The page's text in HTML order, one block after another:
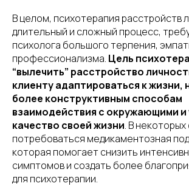
В целом, психотерапия расстройств
длительный и сложный процесс,
психолога большого терпения,
профессионализма. Цель
“вылечить” расстройство
клиенту адаптироваться к жизни,
более конструктивным способам
взаимодействия с окружающими и
качество своей жизни. В
потребоваться медикаментозная
которая помогает снизить
симптомов и создать более
для психотерапии.